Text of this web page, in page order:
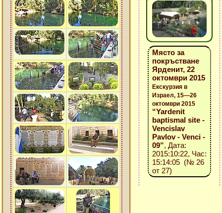
Място за
покръстване
Ярденит, 22
октомври 2015
Екскурзия в
Израел, 15—26
октомври 2015
“Yardenit
baptismal site -
Vencislav
Pavlov - Venci -
09”, Дата:
2015:10:22, Час:
15:14:05 (№ 26
от 27)